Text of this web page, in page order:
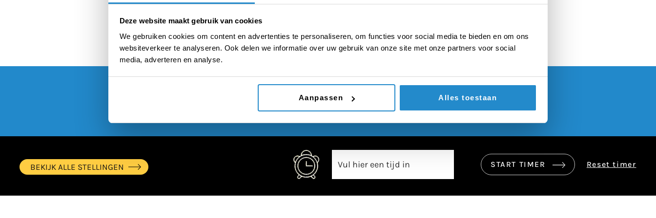
Deze website maakt gebruik van cookies
We gebruiken cookies om content en advertenties te personaliseren, om functies voor social media te bieden en om ons
websiteverkeer te analyseren. Ook delen we informatie over uw gebruik van onze site met onze partners voor social
media, adverteren en analyse.
Aanpassen Alles toestaan
00:00
BEKIJK ALLE STELLINGEN START TIMER Reset timer